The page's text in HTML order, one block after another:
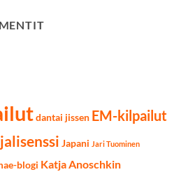
dantai jissen EM-kilpailut
Japani Jari Tuominen
blogi Katja Anoschkin